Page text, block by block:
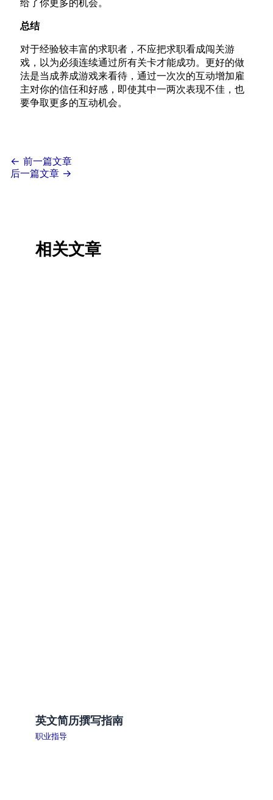
总结
对于经验较丰富的求职者，不应把求职看成闯关游
戏，以为必须连续通过所有关卡才能成功。更好的做
法是当成养成游戏来看待，通过一次次的互动增加雇
主对你的信任和好感，即使其中一两次表现不佳，也
要争取更多的互动机会。
← 前一篇文章
后一篇文章 →
相关文章
英文简历撰写指南
职业指导